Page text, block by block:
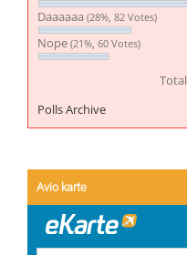
Daaaaaa (28%, 82 Votes)
Nope (21%, 60 Votes)
Polls Archive
Avio karte